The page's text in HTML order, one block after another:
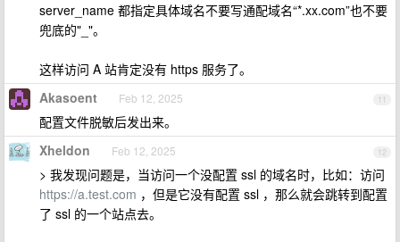
server_name 都指定具体域名不要写通配域名“*.xx.com”也不要
兜底的"_"。
这样访问 A 站肯定没有 https 服务了。
11
Akasoent Feb 12, 2025
配置文件脱敏后发出来。
12
Xheldon Feb 12, 2025
> 我发现问题是，当访问一个没配置 ssl 的域名时，比如：访问
https://a.test.com ，但是它没有配置 ssl ，那么就会跳转到配置
了 ssl 的一个站点去。